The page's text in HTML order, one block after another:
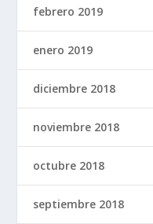
febrero 2019
enero 2019
diciembre 2018
noviembre 2018
octubre 2018
septiembre 2018